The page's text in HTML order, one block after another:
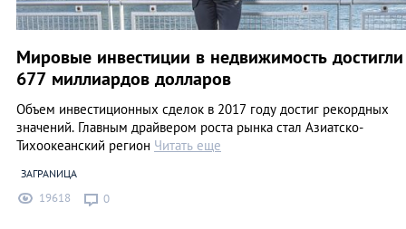
Мировые инвестиции в недвижимость достигли
677 миллиардов долларов
Объем инвестиционных сделок в 2017 году достиг рекордных
значений. Главным драйвером роста рынка стал Азиатско-
Тихоокеанский регион Читать еще
ЗАГРАNИЦА
19618 0